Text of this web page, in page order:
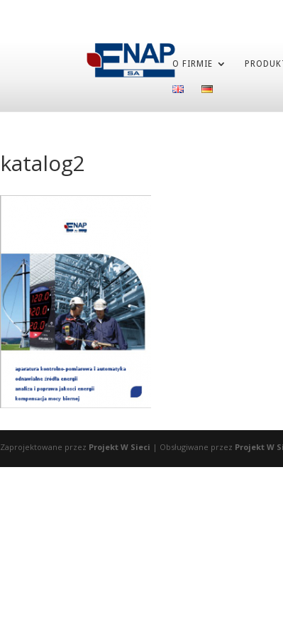
O FIRMIE
katalog2
Zaprojektowane przez Projekt W Sieci | Obsługiwane przez Projekt W